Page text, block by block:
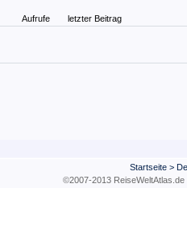
Aufrufe letzter Beitrag
Startseite >
©2007-2013